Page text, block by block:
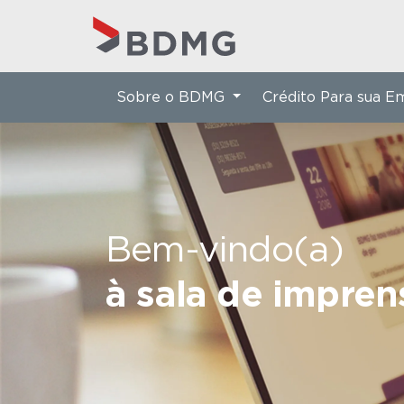
Bem-vindo(a)
à sala de
Sobre o BDMG Crédito Para sua